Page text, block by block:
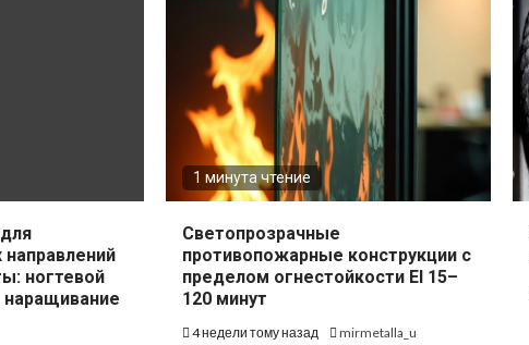
ногтевой
наращивание
1 минута чтение
Светопрозрачные
противопожарные конструкции с
пределом огнестойкости EI 15–
120 минут
4 недели тому назад mirmetalla_u